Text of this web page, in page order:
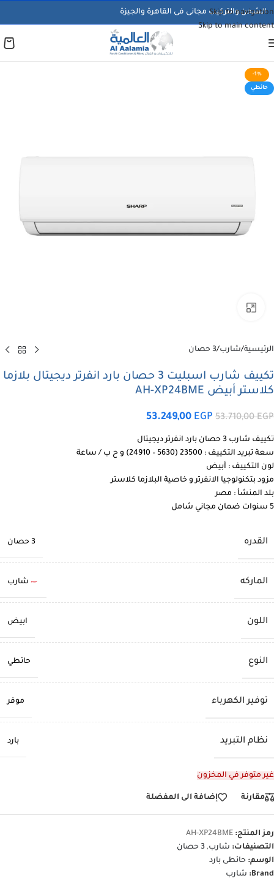
Skip to navigation
Skip to main content
الشحن والتركيب مجانى فى القاهرة والجيزة
-1%
حائطي
الرئيسية/شارب/3 حصان
تكييف شارب اسبليت 3 حصان بارد انفرتر ديجيتال بلازما
كلاستر أبيض AH-XP24BME
53.710,00EGP
53.249,00 EGP
تكييف شارب 3 حصان بارد انفرتر ديجيتال
سعة تبريد التكييف : 23500 (5630 – 24910) و ح ب / ساعة
لون التكييف : أبيض
مزود بتكنولوجيا الانفرتر و خاصية البلازما كلاستر
بلد المنشأ : مصر
5 سنوات ضمان مجاني شامل
القدره 3 حصان
الماركه شارب
اللون ابيض
النوع حائطي
توفير الكهرباء موفر
نظام التبريد بارد
غير متوفر في المخزون
مقارنة إضافة الى المفضلة
رمز المنتج: AH-XP24BME
التصنيفات: شارب, 3 حصان
الوسم: حائطى بارد
Brand:
شارب